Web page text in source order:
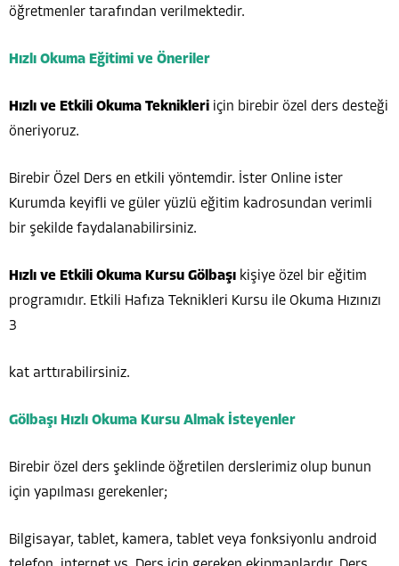
öğretmenler tarafından verilmektedir.
Hızlı Okuma Eğitimi ve Öneriler
Hızlı ve Etkili Okuma Teknikleri için birebir özel ders desteği
öneriyoruz.
Birebir Özel Ders en etkili yöntemdir. İster Online ister
Kurumda keyifli ve güler yüzlü eğitim kadrosundan verimli
bir şekilde faydalanabilirsiniz.
Hızlı ve Etkili Okuma Kursu Gölbaşı kişiye özel bir eğitim
programıdır. Etkili Hafıza Teknikleri Kursu ile Okuma Hızınızı
3
kat arttırabilirsiniz.
Gölbaşı Hızlı Okuma Kursu Almak İsteyenler
Birebir özel ders şeklinde öğretilen derslerimiz olup bunun
için yapılması gerekenler;
Bilgisayar, tablet, kamera, tablet veya fonksiyonlu android